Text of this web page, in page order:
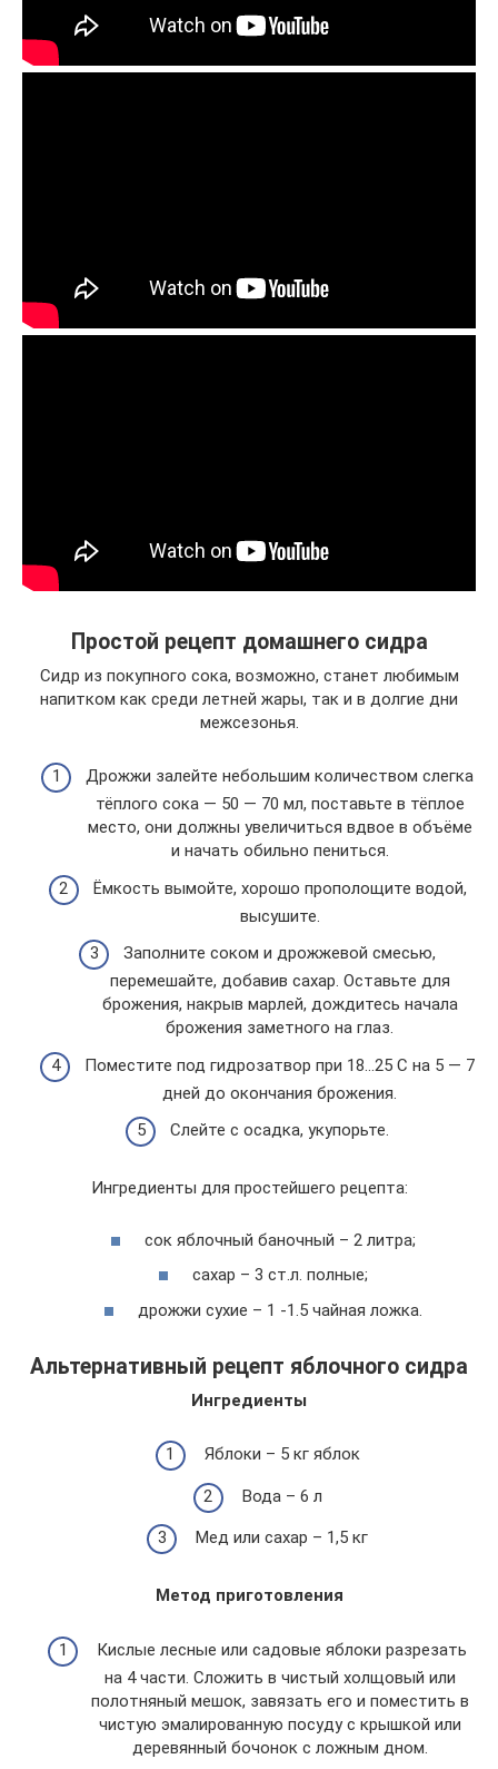
Простой рецепт домашнего сидра
Сидр из покупного сока, возможно, станет любимым
напитком как среди летней жары, так и в долгие дни
межсезонья.
Дрожжи залейте небольшим количеством слегка
тёплого сока — 50 — 70 мл, поставьте в тёплое
место, они должны увеличиться вдвое в объёме
и начать обильно пениться.
Ёмкость вымойте, хорошо прополощите водой,
высушите.
Заполните соком и дрожжевой смесью,
перемешайте, добавив сахар. Оставьте для
брожения, накрыв марлей, дождитесь начала
брожения заметного на глаз.
Поместите под гидрозатвор при 18…25 С на 5 — 7
дней до окончания брожения.
Слейте с осадка, укупорьте.
Ингредиенты для простейшего рецепта:
сок яблочный баночный – 2 литра;
сахар – 3 ст.л. полные;
дрожжи сухие – 1 -1.5 чайная ложка.
Альтернативный рецепт яблочного сидра
Ингредиенты
Яблоки – 5 кг яблок
Вода – 6 л
Мед или сахар – 1,5 кг
Метод приготовления
Кислые лесные или садовые яблоки разрезать
на 4 части. Сложить в чистый холщовый или
полотняный мешок, завязать его и поместить в
чистую эмалированную посуду с крышкой или
деревянный бочонок с ложным дном.